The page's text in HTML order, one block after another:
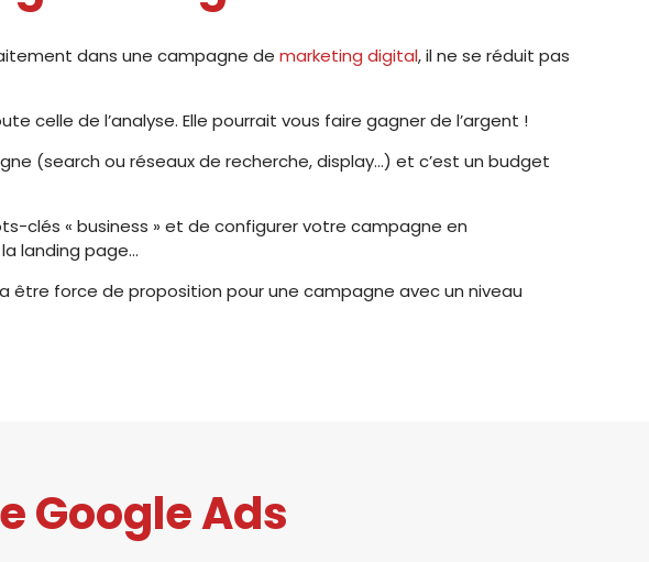
dans une campagne de marketing digital, il ne se réduit pas
celle de l’analyse. Elle pourrait vous faire gagner de l’argent !
(search ou réseaux de recherche, display…) et c’est un budget
clés « business » et de configurer votre campagne en
landing page…
force de proposition pour une campagne avec un niveau
Google Ads